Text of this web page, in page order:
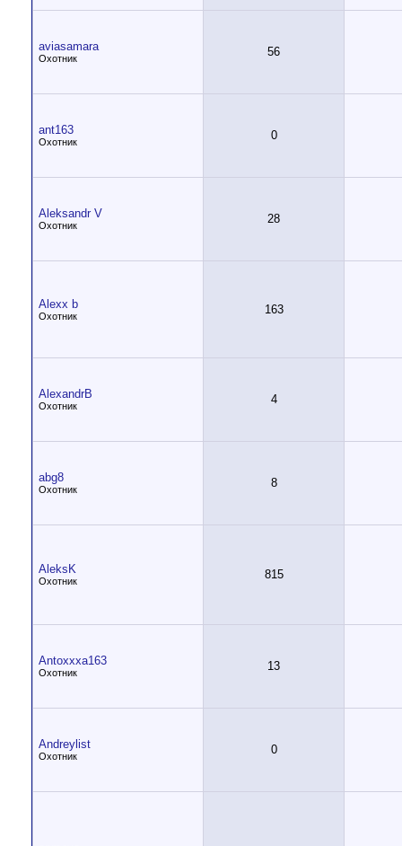
aviasamara
Охотник 56
ant163
Охотник 0
Aleksandr V
Охотник 28
Alexx b
Охотник 163
AlexandrB
Охотник 4
abg8
Охотник 8
AleksK
Охотник 815
Antoxxxa163
Охотник 13
Andreylist
Охотник 0